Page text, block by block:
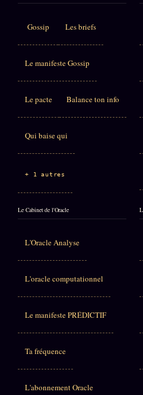
Gossip Les briefs
Le manifeste Gossip
Le pacte Balance ton info
Qui baise qui
+ 1 autres
Le Cabinet de l'Oracle
L'Oracle Analyse
L'oracle computationnel
Le manifeste PRÉDICTIF
Ta fréquence
L'abonnement Oracle